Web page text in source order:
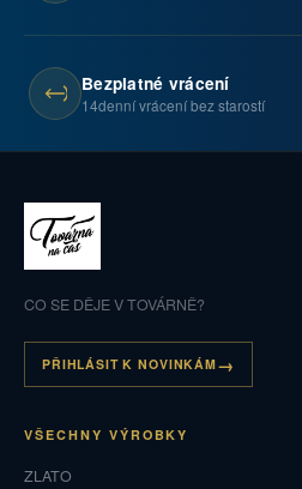
Bezplatné vrácení
14denní vrácení bez starostí
CO SE DĚJE V TOVÁRNĚ?
PŘIHLÁSIT K NOVINKÁM
VŠECHNY VÝROBKY
ZLATO